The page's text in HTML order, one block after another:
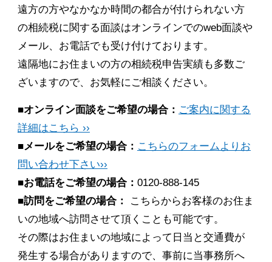
遠方の方やなかなか時間の都合が付けられない方
の相続税に関する面談はオンラインでのweb面談や
メール、お電話でも受け付けております。
遠隔地にお住まいの方の相続税申告実績も多数ご
ざいますので、お気軽にご相談ください。
■オンライン面談をご希望の場合： ご案内に関する
詳細はこちら ››
■メールをご希望の場合： こちらのフォームよりお
問い合わせ下さい››
■お電話をご希望の場合： 0120-888-145
■訪問をご希望の場合：
こちらからお客様のお住ま
いの地域へ訪問させて頂くことも可能です。
その際はお住まいの地域によって日当と交通費が
発生する場合がありますので、事前に当事務所へ